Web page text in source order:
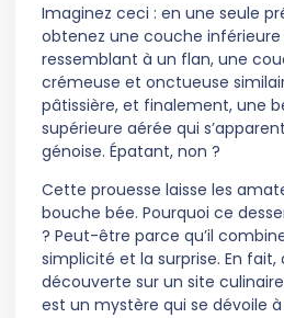
Imaginez ceci : en une seule
obtenez une couche
ressemblant à un flan, une
crémeuse et onctueuse
pâtissière, et finalement, une
supérieure aérée qui
génoise. Épatant, non ?
Cette prouesse laisse les
bouche bée. Pourquoi ce
? Peut-être parce qu’il
simplicité et la surprise. En fait,
découverte sur un site
est un mystère qui se dévoile